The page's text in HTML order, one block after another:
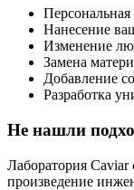
Нанесение
Изменение
Замена
Добавление
Разработка
Не нашли
Лаборатория Caviar
произведение